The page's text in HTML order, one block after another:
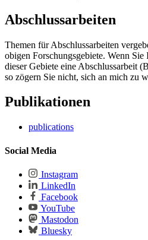
Abschlussarbeiten
Themen für Abschlussarbeiten
obigen Forschungsgebiete. Wenn Sie
dieser Gebiete eine Abschlussarbeit
so zögern Sie nicht, sich an mich zu
Publikationen
publications
Social Media
Instagram
LinkedIn
Facebook
YouTube
Mastodon
Bluesky